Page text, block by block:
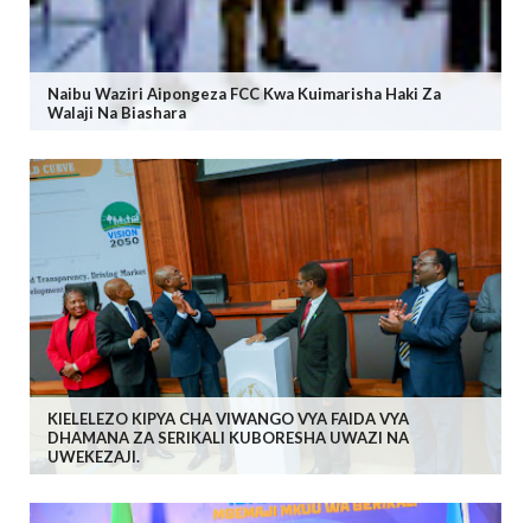
Naibu Waziri Aipongeza FCC Kwa Kuimarisha Haki Za
Walaji Na Biashara
KIELELEZO KIPYA CHA VIWANGO VYA FAIDA VYA
DHAMANA ZA SERIKALI KUBORESHA UWAZI NA
UWEKEZAJI.